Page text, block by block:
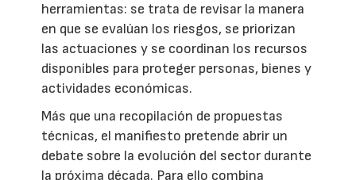
herramientas: se trata de revisar la manera
en que se evalúan los riesgos, se priorizan
las actuaciones y se coordinan los recursos
disponibles para proteger personas, bienes y
actividades económicas.
Más que una recopilación de propuestas
técnicas, el manifiesto pretende abrir un
debate sobre la evolución del sector durante
la próxima década. Para ello combina